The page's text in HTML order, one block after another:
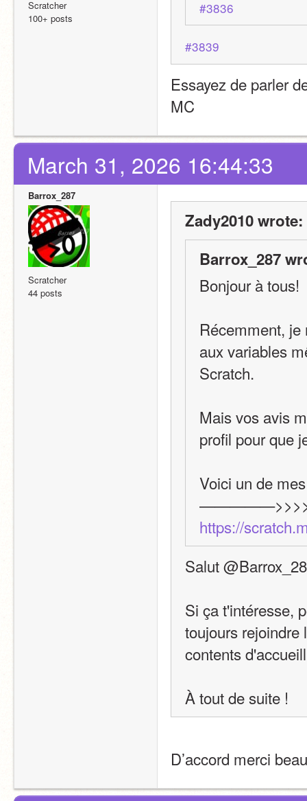
Scratcher
100+ posts
#3836
#3839
Essayez de parler
MC
March 31, 2026 16:44:33
Barrox_287
Scratcher
44 posts
Zady2010 wrote:
Barrox_287
Bonjour à tous!
Récemment,
aux variables
Scratch.
Mais vos avis
profil pour que
Voici un de
https://
Salut
Si ça t'intéresse,
toujours rejoindre
contents
À tout de suite !
D’accord merci